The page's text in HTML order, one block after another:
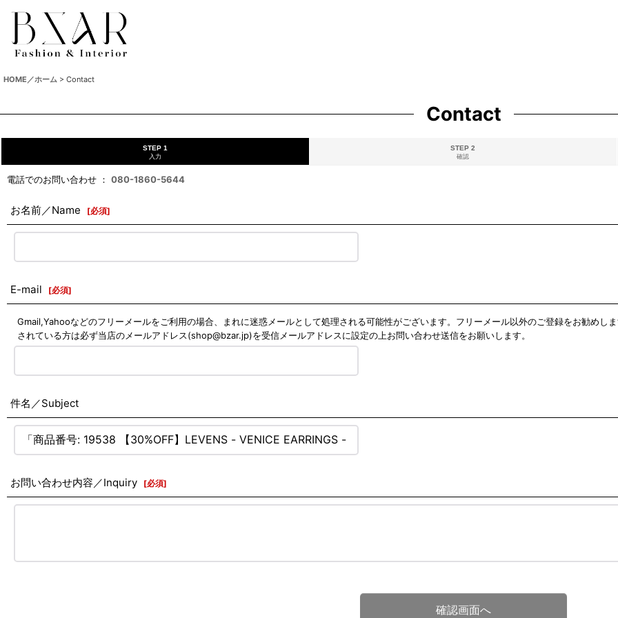
HOME／ホーム > Contact
Contact
STEP 1
入力
STEP 2
確認
電話でのお問い合わせ ： 080-1860-5644
お名前／Name [必須]
E-mail [必須]
Gmail,Yahooなどのフリーメールをご利用の場合、まれに迷惑メールとして処理される可能性がございます。フリーメール以外のご登録をお勧めし
されている方は必ず当店のメールアドレス(shop@bzar.jp)を受信メールアドレスに設定の上お問い合わせ送信をお願いします。
件名／Subject
お問い合わせ内容／Inquiry [必須]
確認画面へ